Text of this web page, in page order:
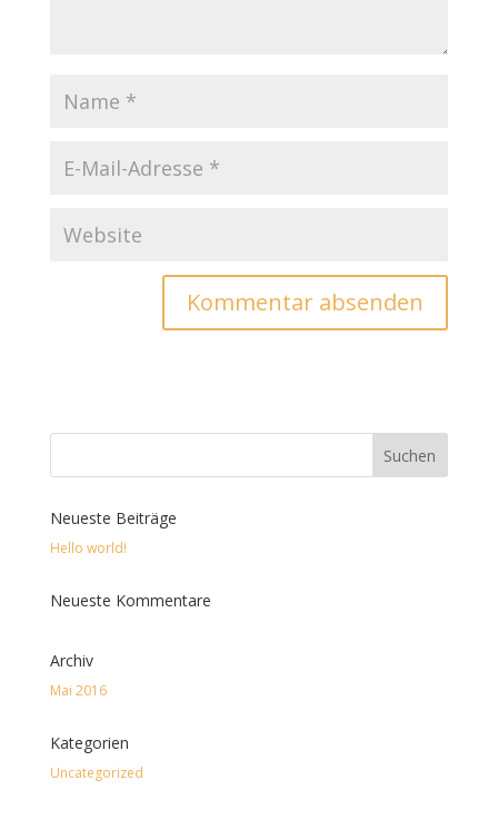
Neueste Beiträge
Hello world!
Neueste Kommentare
Archiv
Mai 2016
Kategorien
Uncategorized